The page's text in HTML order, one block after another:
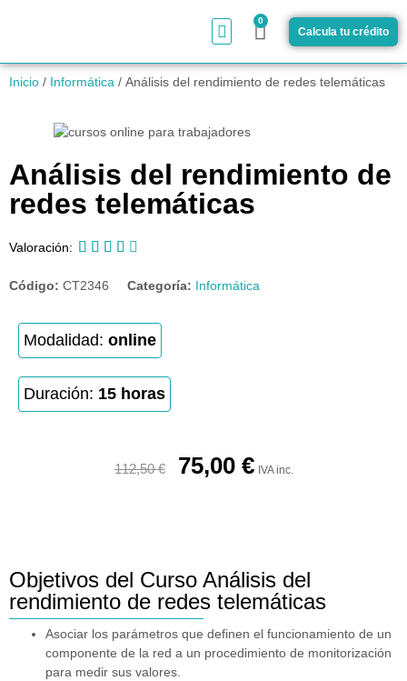
0
Calcula tu crédito
Inicio / Informática / Análisis del rendimiento de redes telemáticas
Análisis del rendimiento de
redes telemáticas
Valoración:     
Código: CT2346 Categoría: Informática
Modalidad: online
Duración: 15 horas
112,50€ 75,00 € IVA inc.
Objetivos del Curso Análisis del
rendimiento de redes telemáticas
Asociar los parámetros que definen el funcionamiento de un
componente de la red a un procedimiento de monitorización
para medir sus valores.